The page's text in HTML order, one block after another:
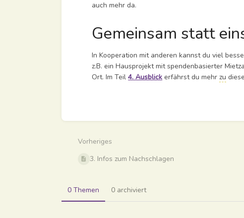
auch mehr da.
Gemeinsam statt
In Kooperation mit anderen kannst du viel
z.B. ein Hausprojekt mit spendenbasierter
Ort. Im Teil4. Ausblick erfährst du mehrzu
Vorheriges
3. Infos zum Nachschlagen
0 Themen 0 archiviert